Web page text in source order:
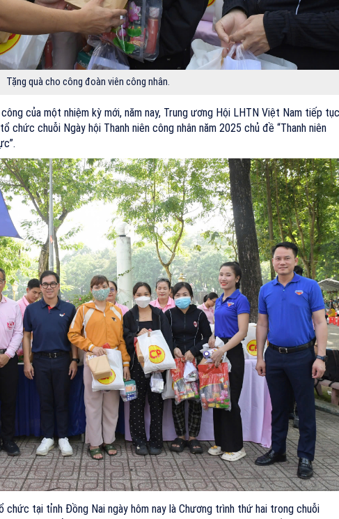
Tặng quà cho công đoàn viên công nhân.
của một nhiệm kỳ mới, năm nay, Trung ương Hội LHTN Việt Nam tiếp tục
chức chuỗi Ngày hội Thanh niên công nhân năm 2025 chủ đề “Thanh niên
chức tại tỉnh Đồng Nai ngày hôm nay là Chương trình thứ hai trong chuỗi